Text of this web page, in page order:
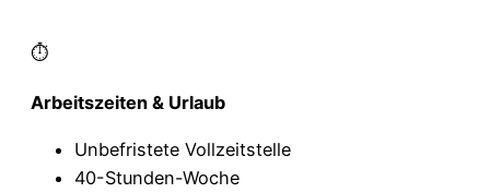
⏱️
Arbeitszeiten & Urlaub
Unbefristete Vollzeitstelle
40-Stunden-Woche